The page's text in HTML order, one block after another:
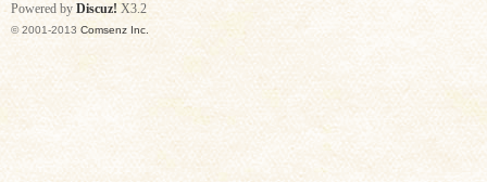
Powered by Discuz! X3.2
© 2001-2013 Comsenz Inc.